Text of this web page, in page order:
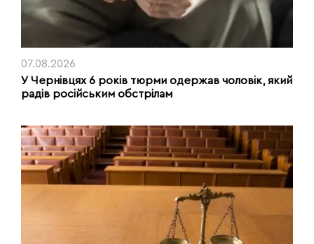
07.08.2026
У Чернівцях 6 років тюрми одержав чоловік, який
радів російським обстрілам